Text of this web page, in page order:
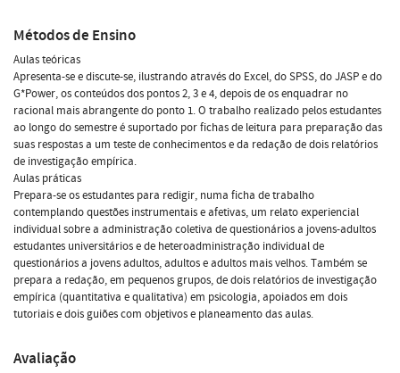
Métodos de Ensino
Aulas teóricas
Apresenta-se e discute-se, ilustrando através do Excel, do SPSS, do JASP e do
G*Power, os conteúdos dos pontos 2, 3 e 4, depois de os enquadrar no
racional mais abrangente do ponto 1. O trabalho realizado pelos estudantes
ao longo do semestre é suportado por fichas de leitura para preparação das
suas respostas a um teste de conhecimentos e da redação de dois relatórios
de investigação empírica.
Aulas práticas
Prepara-se os estudantes para redigir, numa ficha de trabalho
contemplando questões instrumentais e afetivas, um relato experiencial
individual sobre a administração coletiva de questionários a jovens-adultos
estudantes universitários e de heteroadministração individual de
questionários a jovens adultos, adultos e adultos mais velhos. Também se
prepara a redação, em pequenos grupos, de dois relatórios de investigação
empírica (quantitativa e qualitativa) em psicologia, apoiados em dois
tutoriais e dois guiões com objetivos e planeamento das aulas.
Avaliação